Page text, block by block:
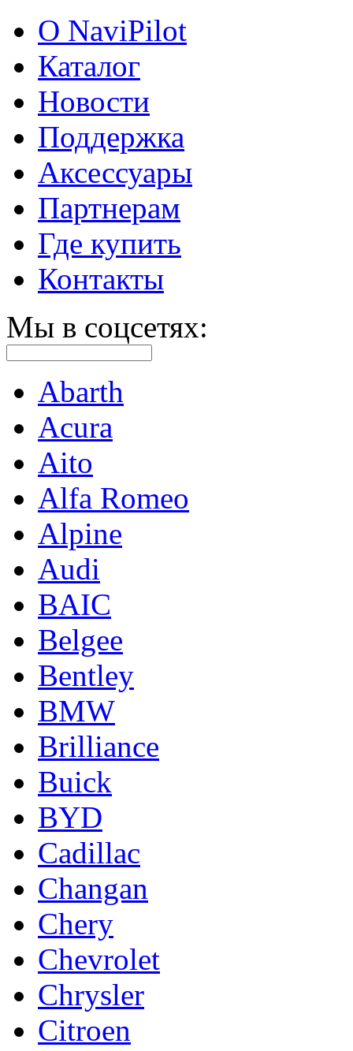
О NaviPilot
Каталог
Новости
Поддержка
Аксессуары
Партнерам
Где купить
Контакты
Мы в соцсетях:
Abarth
Acura
Aito
Alfa Romeo
Alpine
Audi
BAIC
Belgee
Bentley
BMW
Brilliance
Buick
BYD
Cadillac
Changan
Chery
Chevrolet
Chrysler
Citroen